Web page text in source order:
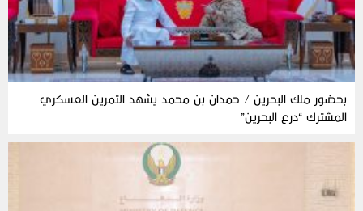
بحضور ملك البحرين / حمدان بن محمد يشهد التمرين العسكري
المشترك “درع البحرين”